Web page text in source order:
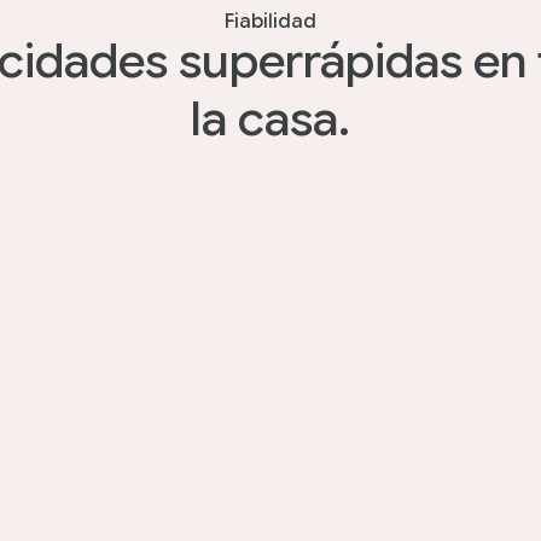
Fiabilidad
superrápidas
la casa.